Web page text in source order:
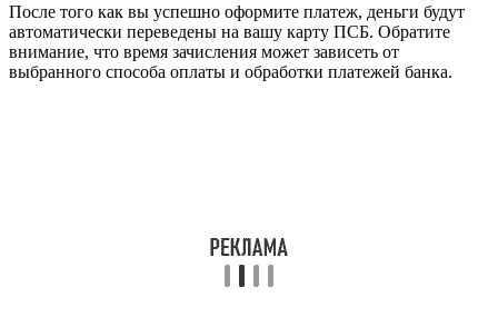
После того как вы успешно оформите платеж, деньги будут
автоматически переведены на вашу карту ПСБ. Обратите
внимание, что время зачисления может зависеть от
выбранного способа оплаты и обработки платежей банка.